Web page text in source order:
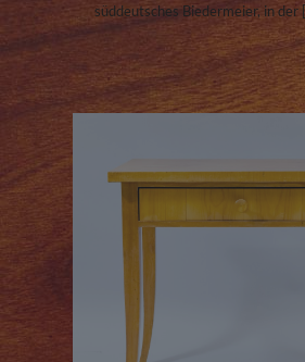
süddeutsches Biedermeier, in der